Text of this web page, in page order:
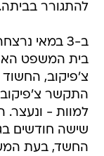
להתגורר בביתה.
ב-3 במאי נרצחה
בית המשפט
צ'פיקוב,
התקשר
למוות -
שישה חודשים
החשד, בעת